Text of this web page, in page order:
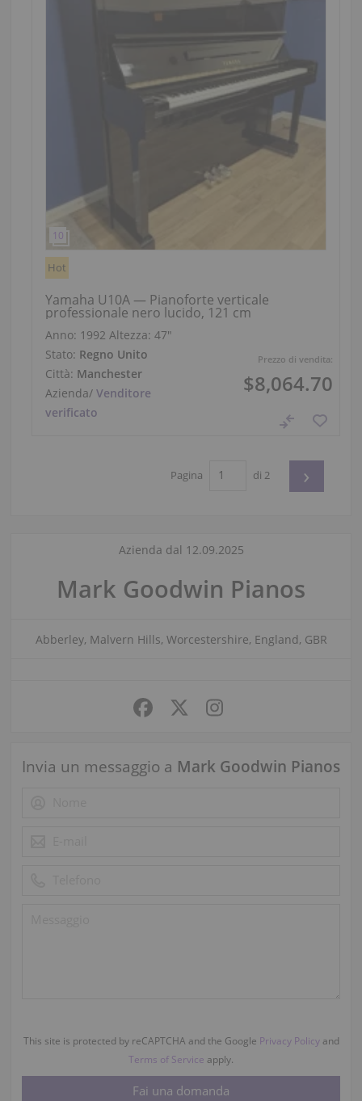
Prezzo di vendita:
$8,064.70
Hot
Yamaha U10A — Pianoforte verticale
professionale nero lucido, 121 cm
Anno: 1992 Altezza:47″
Stato: Regno Unito
Città: Manchester
Azienda/Venditore
verificato
Pagina di 2 ›
Azienda dal 12.09.2025
Mark Goodwin Pianos
Abberley, Malvern Hills, Worcestershire, England, GBR
Invia un messaggio a Mark Goodwin Pianos
This site is protected by reCAPTCHA and the Google Privacy Policyand
Terms of Service apply.